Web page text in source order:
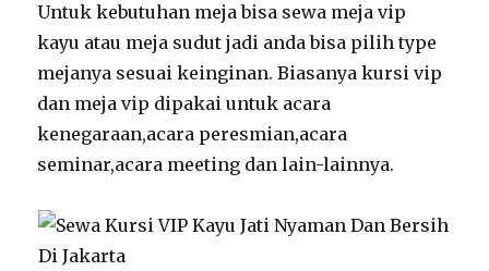
Untuk kebutuhan meja bisa sewa meja vip
kayu atau meja sudut jadi anda bisa pilih type
mejanya sesuai keinginan. Biasanya kursi vip
dan meja vip dipakai untuk acara
kenegaraan,acara peresmian,acara
seminar,acara meeting dan lain-lainnya.